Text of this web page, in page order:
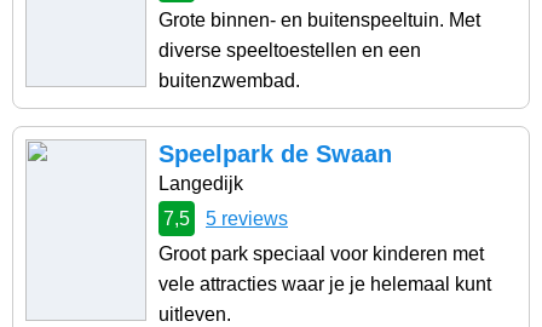
Grote binnen- en buitenspeeltuin. Met
diverse speeltoestellen en een
buitenzwembad.
Speelpark de Swaan
Langedijk
7,5
5 reviews
Groot park speciaal voor kinderen met
vele attracties waar je je helemaal kunt
uitleven.